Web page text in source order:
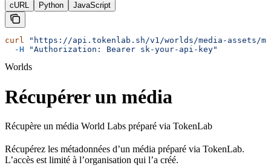
cURL Python JavaScript
curl "https://api.tokenlab.sh/v1/worlds/media-assets/
  -H
"Authorization: Bearer sk-your-api-key"
Worlds
Récupérer un média
Récupère un média World Labs préparé via TokenLab
Récupérez les métadonnées d’un média préparé via TokenLab.
L’accès est limité à l’organisation qui l’a créé.